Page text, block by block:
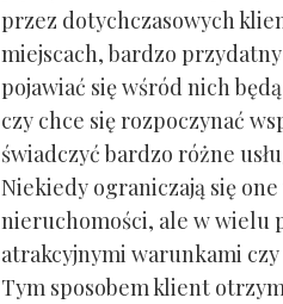
przez dotychczasowych
miejscach, bardzo
pojawiać się wśród nich
czy chce się rozpoczynać
świadczyć bardzo różne
Niekiedy ograniczają się
nieruchomości, ale w wielu
atrakcyjnymi warunkami
Tym sposobem klient